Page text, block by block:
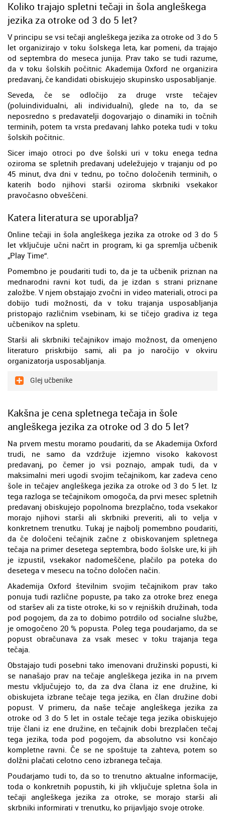
Koliko trajajo spletni tečaji in šola angleškega
jezika za otroke od 3 do 5 let?
V principu se vsi tečaji angleškega jezika za otroke od 3 do 5
let organizirajo v toku šolskega leta, kar pomeni, da trajajo
od septembra do meseca junija. Prav tako se tudi razume,
da v toku šolskih počitnic Akademija Oxford ne organizira
predavanj, če kandidati obiskujejo skupinsko usposabljanje.
Seveda, če se odločijo za druge vrste tečajev
(poluindividualni, ali individualni), glede na to, da se
neposredno s predavatelji dogovarjajo o dinamiki in točnih
terminih, potem ta vrsta predavanj lahko poteka tudi v toku
šolskih počitnic.
Sicer imajo otroci po dve šolski uri v toku enega tedna
oziroma se spletnih predavanj udeležujejo v trajanju od po
45 minut, dva dni v tednu, po točno določenih terminih, o
katerih bodo njihovi starši oziroma skrbniki vsekakor
pravočasno obveščeni.
Katera literatura se uporablja?
Online tečaji in šola angleškega jezika za otroke od 3 do 5
let vključuje učni načrt in program, ki ga spremlja učbenik
„Play Time“.
Pomembno je poudariti tudi to, da je ta učbenik priznan na
mednarodni ravni kot tudi, da je izdan s strani priznane
založbe. V njem obstajajo zvočni in video materiali, otroci pa
dobijo tudi možnosti, da v toku trajanja usposabljanja
pristopajo različnim vsebinam, ki se tičejo gradiva iz tega
učbenikov na spletu.
Starši ali skrbniki tečajnikov imajo možnost, da omenjeno
literaturo priskrbijo sami, ali pa jo naročijo v okviru
organizatorja usposabljanja.
Glej učbenike
Kakšna je cena spletnega tečaja in šole
angleškega jezika za otroke od 3 do 5 let?
Na prvem mestu moramo poudariti, da se Akademija Oxford
trudi, ne samo da vzdržuje izjemno visoko kakovost
predavanj, po čemer jo vsi poznajo, ampak tudi, da v
maksimalni meri ugodi svojim tečajnikom, kar zadeva ceno
šole in tečajev angleškega jezika za otroke od 3 do 5 let. Iz
tega razloga se tečajnikom omogoča, da prvi mesec spletnih
predavanj obiskujejo popolnoma brezplačno, toda vsekakor
morajo njihovi starši ali skrbniki preveriti, ali to velja v
konkretnem trenutku. Tukaj je najbolj pomembno poudariti,
da če določeni tečajnik začne z obiskovanjem spletnega
tečaja na primer desetega septembra, bodo šolske ure, ki jih
je izpustil, vsekakor nadomeščene, plačilo pa poteka do
desetega v mesecu na točno določen način.
Akademija Oxford številnim svojim tečajnikom prav tako
ponuja tudi različne popuste, pa tako za otroke brez enega
od staršev ali za tiste otroke, ki so v rejniških družinah, toda
pod pogojem, da za to dobimo potrdilo od socialne službe,
je omogočeno 20 % popusta. Poleg tega poudarjamo, da se
popust obračunava za vsak mesec v toku trajanja tega
tečaja.
Obstajajo tudi posebni tako imenovani družinski popusti, ki
se nanašajo prav na tečaje angleškega jezika in na prvem
mestu vključujejo to, da za dva člana iz ene družine, ki
obiskujeta izbrane tečaje tega jezika, en član družine dobi
popust. V primeru, da naše tečaje angleškega jezika za
otroke od 3 do 5 let in ostale tečaje tega jezika obiskujejo
trije člani iz ene družine, en tečajnik dobi brezplačen tečaj
tega jezika, toda pod pogojem, da absolutno vsi končajo
kompletne ravni. Če se ne spoštuje ta zahteva, potem so
dolžni plačati celotno ceno izbranega tečaja.
Poudarjamo tudi to, da so to trenutno aktualne informacije,
toda o konkretnih popustih, ki jih vključuje spletna šola in
tečaji angleškega jezika za otroke, se morajo starši ali
skrbniki informirati v trenutku, ko prijavljajo svoje otroke.